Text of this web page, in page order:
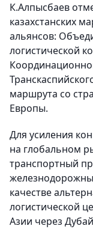
К.Алпысбаев
казахстанских
альянсов:
логистической
маршрута со
Европы.
Для усиления
на глобальном
транспортный
качестве
логистической
Азии через